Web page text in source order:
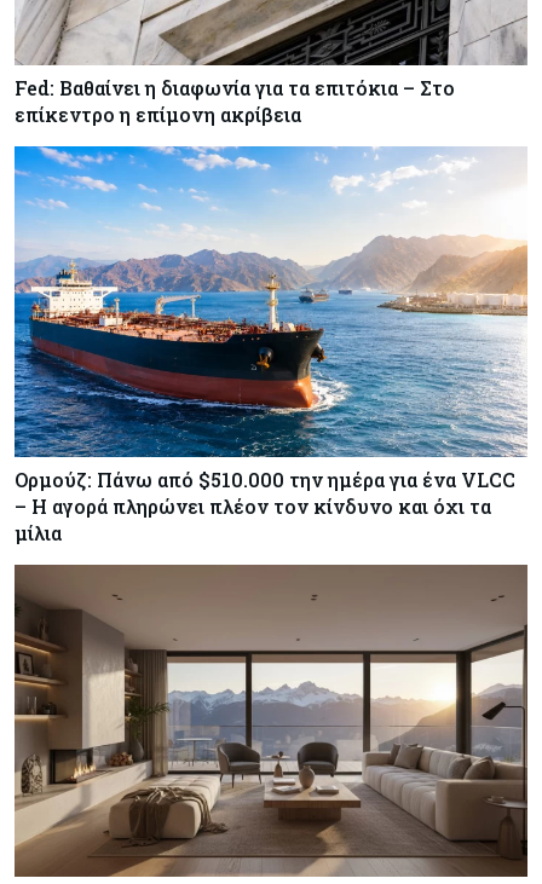
34.787 νέες εγγραφές οχημάτων στο επτάμηνο
- Άνοδος 11,5% σε σχέση με πέρσι
Κόσμος
ΕΚΤ: Αιφνιδιάστηκε από την πώληση ευρώ από
τις ΗΠΑ
Κύπρος 07-08-2026
Χορηγία €10.000 για υποτροφίες σε φοιτητές του
ΤΕΠΑΚ
Fed: Βαθαίνει η διαφωνία για τα επιτόκια – Στο
επίκεντρο η επίμονη ακρίβεια
Ορμούζ: Πάνω από $510.000 την ημέρα για ένα VLCC
– Η αγορά πληρώνει πλέον τον κίνδυνο και όχι τα
μίλια